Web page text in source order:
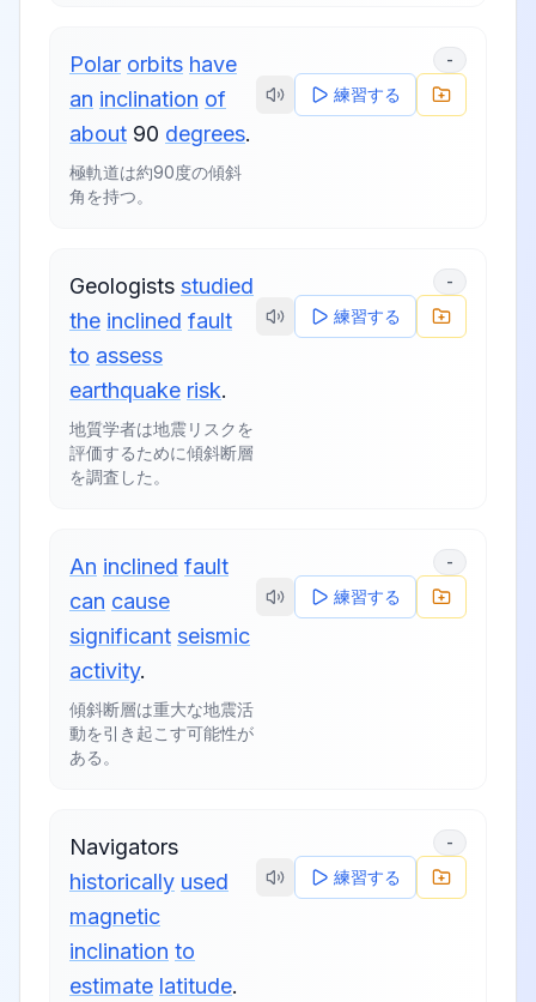
Polar orbits have
an inclination of
about 90 degrees.
極軌道は約90度の傾斜
角を持つ。
-
練習する
Geologists studied
the inclined fault
to assess
earthquake risk.
地質学者は地震リスクを
評価するために傾斜断層
を調査した。
-
練習する
An inclined fault
can cause
significant seismic
activity.
傾斜断層は重大な地震活
動を引き起こす可能性が
ある。
-
練習する
Navigators
historically used
magnetic
inclination to
estimate latitude.
-
練習する